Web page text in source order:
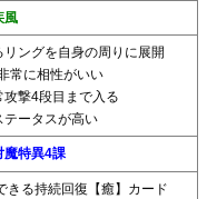
風
リングを自身の周りに展開
常に相性がいい
攻撃4段目まで入る
テータスが高い
魔特異4課
きる持続回復【癒】カード